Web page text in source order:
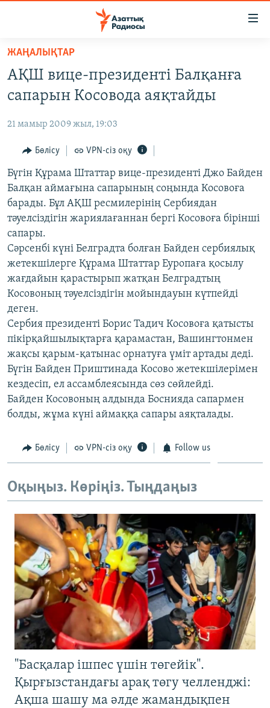
Skip
main
content
to
Navigation
Skip
to
Search
САЯСАТ
AZATTYQTV
ҚАҢТАР ОҚИҒАСЫ
АДАМ ҚҰҚЫҚТАРЫ
ӘЛЕУМЕТ
ӘЛЕМ
АРНАЙЫ ЖОБАЛАР
Русский
ЖАЗЫЛЫҢЫЗ
Басқа тілдерде
ЖАҢАЛЫҚТАР
АҚШ вице-президенті Балқанға
сапарын Косовода аяқтайды
21 мамыр 2009 жыл, 19:03
Бөлісу VPN-сіз оқу
Бүгін Құрама Штаттар вице-президенті Джо Байден
Балқан аймағына сапарының соңында Косовоға
барады. Бұл АҚШ ресмилерінің Сербиядан
тәуелсіздігін жариялағаннан бергі Косовоға бірінші
сапары.
Сәрсенбі күні Белградта болған Байден сербиялық
жетекшілерге Құрама Штаттар Еуропаға қосылу
жағдайын қарастырып жатқан Белградтың
Косовоның тәуелсіздігін мойындауын күтпейді
деген.
Сербия президенті Борис Тадич Косовоға қатысты
пікірқайшылықтарға қарамастан, Вашингтонмен
жақсы қарым-қатынас орнатуға үміт артады деді.
Бүгін Байден Приштинада Косово жетекшілерімен
кездесіп, ел ассамблеясында сөз сөйлейді.
Байден Косовоның алдында Боснияда сапармен
болды, жұма күні аймаққа сапары аяқталады.
Бөлісу VPN-сіз оқу Follow us
Оқыңыз. Көріңіз. Тыңдаңыз
"Басқалар ішпес үшін төгейік".
Қырғызстандағы арақ төгу челленджі:
Ақша шашу ма әлде жамандықпен